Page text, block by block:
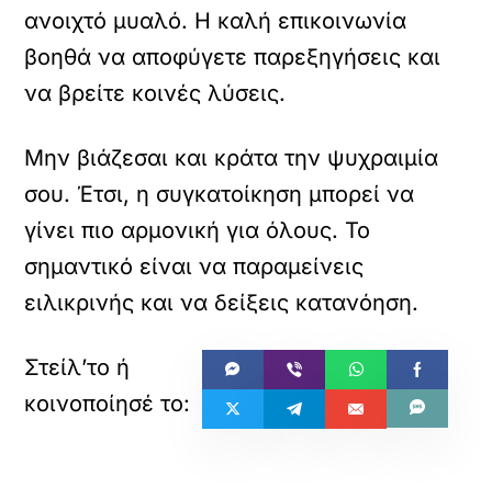
ανοιχτό μυαλό. Η καλή επικοινωνία
βοηθά να αποφύγετε παρεξηγήσεις και
να βρείτε κοινές λύσεις.
Μην βιάζεσαι και κράτα την ψυχραιμία
σου. Έτσι, η συγκατοίκηση μπορεί να
γίνει πιο αρμονική για όλους. Το
σημαντικό είναι να παραμείνεις
ειλικρινής και να δείξεις κατανόηση.